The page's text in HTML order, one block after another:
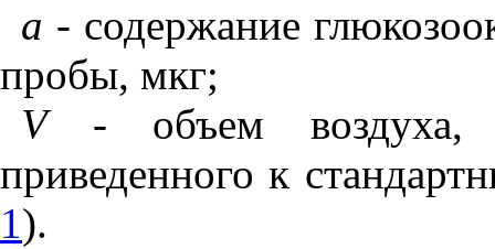
а - содержание
пробы, мкг;
V - объем воздуха,
приведенного к
1).